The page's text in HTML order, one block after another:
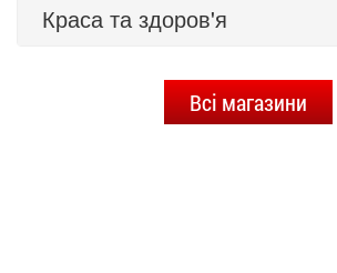
Краса та здоров'я
Всі магазини